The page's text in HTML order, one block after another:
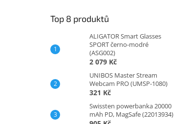
Top 8 produktů
ALIGATOR Smart Glasses
SPORT černo-modré
(ASG002)
2 079 Kč
UNIBOS Master Stream
Webcam PRO (UMSP-1080)
321 Kč
Swissten powerbanka 20000
mAh PD, MagSafe (22013934)